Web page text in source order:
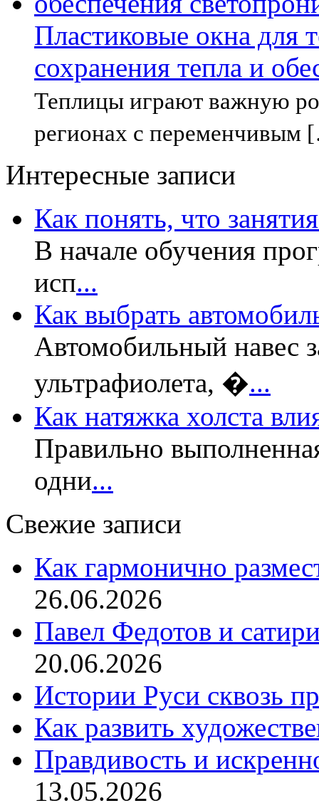
Пластиковые окна для
сохранения тепла и
Теплицы играют важную
регионах с
Интересные записи
Как понять, что
В начале обучения
исп...
Как выбрать
Автомобильный навес
ультрафиолета, �...
Как натяжка холста
Правильно
одни...
Свежие записи
Как гармонично
26.06.2026
Павел Федотов и
20.06.2026
Истории Руси сквозь
Как развить
Правдивость и
13.05.2026